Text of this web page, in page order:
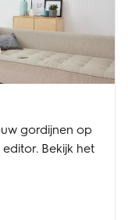
gordijnen op
Bekijk het